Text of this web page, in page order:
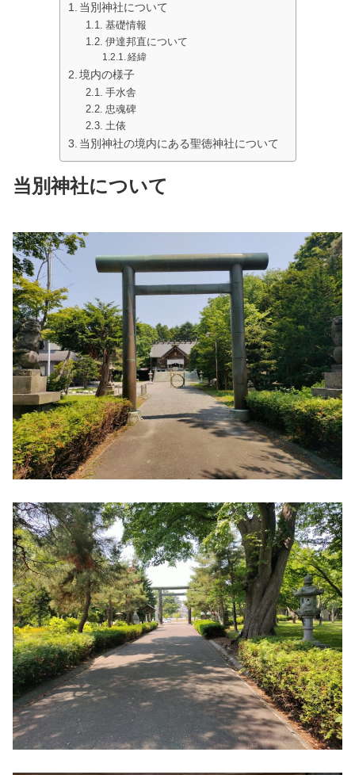
当別神社について
基礎情報
伊達邦直について
経緯
境内の様子
手水舎
忠魂碑
土俵
当別神社の境内にある聖徳神社について
当別神社について